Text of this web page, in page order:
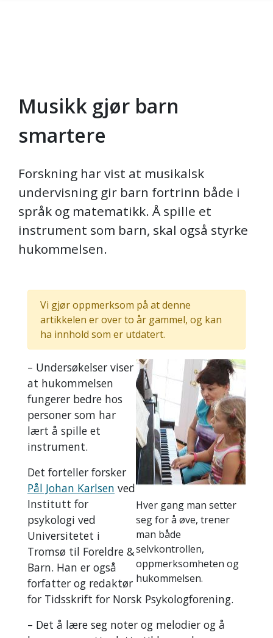
Gå til hovedinnhold
Musikk gjør barn
smartere
Forskning har vist at musikalsk
undervisning gir barn fortrinn både i
språk og matematikk. Å spille et
instrument som barn, skal også styrke
hukommelsen.
Vi gjør oppmerksom på at denne
artikkelen er over to år gammel, og kan
ha innhold som er utdatert.
Hver gang man setter
seg for å øve, trener
man både
selvkontrollen,
oppmerksomheten og
hukommelsen.
– Undersøkelser viser
at hukommelsen
fungerer bedre hos
personer som har
lært å spille et
instrument.
Det forteller forsker
Pål Johan Karlsen ved
Institutt for
psykologi ved
Universitetet i
Tromsø til Foreldre &
Barn. Han er også
forfatter og redaktør
for Tidsskrift for Norsk Psykologforening.
– Det å lære seg noter og melodier og å